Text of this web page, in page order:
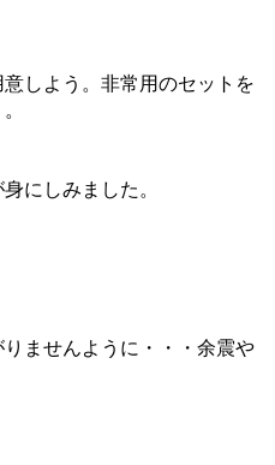
しよう。非常用のセットを
にしみました。
ませんように・・・余震や